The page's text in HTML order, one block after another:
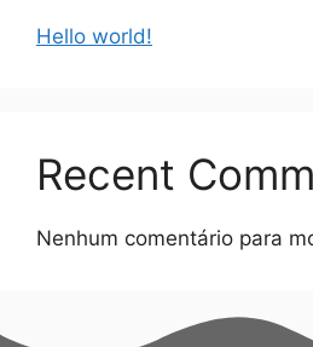
Hello world!
Recent
Nenhum comentário para